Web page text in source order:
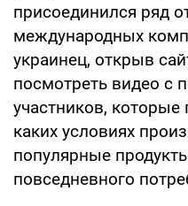
присоединился ряд
международных
украинец, открыв
посмотреть видео с
участников,
каких условиях
популярные
повседневного